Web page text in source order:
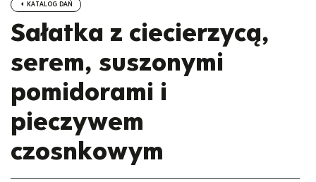
KATALOG DAŃ
Sałatka z ciecierzycą,
serem, suszonymi
pomidorami i
pieczywem
czosnkowym